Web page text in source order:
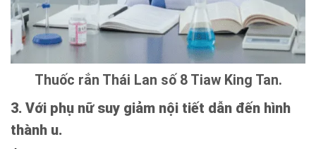
Thuốc rắn Thái Lan số 8 Tiaw King Tan.
3. Với phụ nữ suy giảm nội tiết dẫn đến hình
thành u.